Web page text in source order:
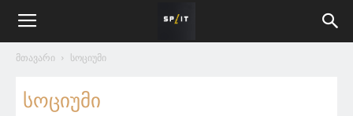
მთავარი სოციუმი
სოციუმი